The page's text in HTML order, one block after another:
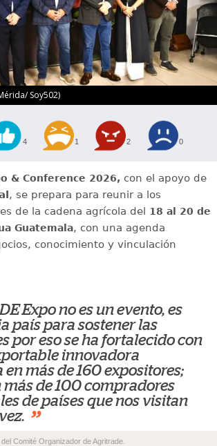
Soy502)
4 1 2 0
& Conference 2026, con el apoyo de
, se prepara para reunir a los
de la cadena agrícola del 18 al 20 de
Guatemala, con una agenda
conocimiento y vinculación
Expo no es un evento, es
país para sostener las
por eso se ha fortalecido con
innovadora
más de 160 expositores;
más de 100 compradores
de países que nos visitan
”
del Comité Organizador de Agritrade.